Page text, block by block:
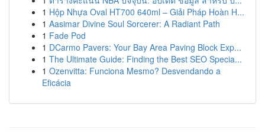
1 Hộp Nhựa Oval HT700 640ml – Giải Pháp Hoàn H...
1 Aasimar Divine Soul Sorcerer: A Radiant Path
1 Fade Pod
1 DCarmo Pavers: Your Bay Area Paving Block Exp...
1 The Ultimate Guide: Finding the Best SEO Specia...
1 Ozenvitta: Funciona Mesmo? Desvendando a
Eficácia